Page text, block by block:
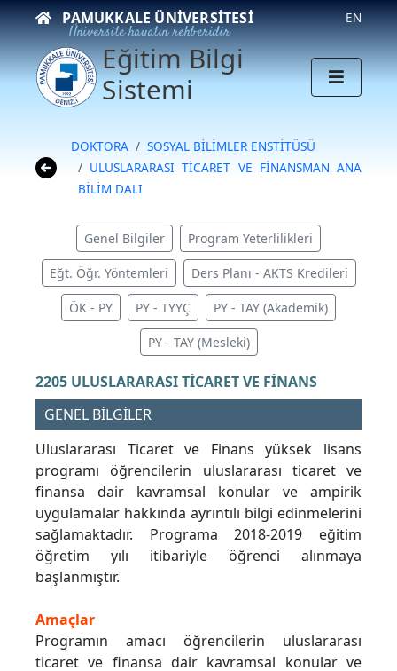
PAMUKKALE ÜNIVERSITESI
Üniversite hayatın rehberidir
EN
Eğitim Bilgi
Sistemi
DOKTORA
SOSYAL BİLİMLER ENSTİTÜSÜ
ULUSLARARASI TİCARET VE FİNANSMAN ANA
BİLİM DALI
Genel Bilgiler Program Yeterlilikleri
Eğt. Öğr. Yöntemleri Ders Planı - AKTS Kredileri
ÖK - PY PY - TYYÇ PY - TAY (Akademik)
PY - TAY (Mesleki)
2205 ULUSLARARASI TİCARET VE FİNANS
GENEL BİLGİLER
Uluslararası Ticaret ve Finans yüksek lisans
programı öğrencilerin uluslararası ticaret ve
finansa dair kavramsal konular ve ampirik
uygulamalar hakkında ayrıntılı bilgi edinmelerini
sağlamaktadır. Programa 2018-2019 eğitim
öğretim yılı itibariyle öğrenci alınmaya
başlanmıştır.
Amaçlar
Programın amacı öğrencilerin uluslararası
ticaret ve finansa dair kavramsal konular ve